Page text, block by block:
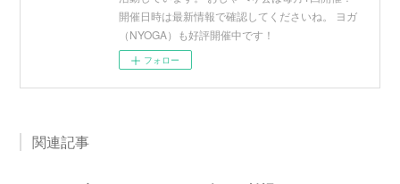
開催日時は最新情報で確認してくださいね。 ヨガ
（NYOGA）も好評開催中です！
フォロー
関連記事